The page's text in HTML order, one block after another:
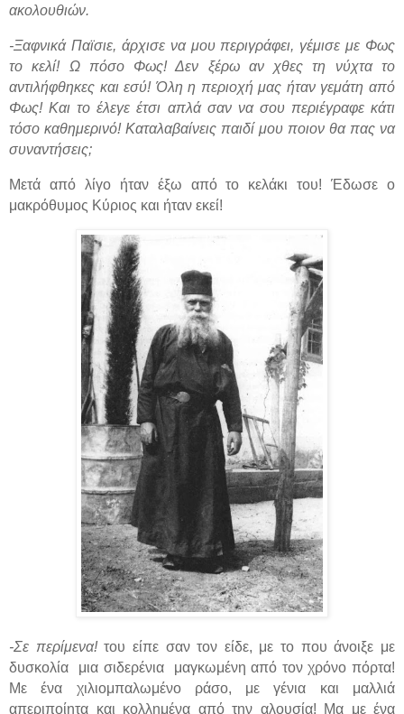
ακολουθιών.
-Ξαφνικά Παϊσιε, άρχισε να μου περιγράφει, γέμισε με Φως
το κελί! Ω πόσο Φως! Δεν ξέρω αν χθες τη νύχτα το
αντιλήφθηκες και εσύ! Όλη η περιοχή μας ήταν γεμάτη από
Φως! Και το έλεγε έτσι απλά σαν να σου περιέγραφε κάτι
τόσο καθημερινό! Καταλαβαίνεις παιδί μου ποιον θα πας να
συναντήσεις;
Μετά από λίγο ήταν έξω από το κελάκι του! Έδωσε ο
μακρόθυμος Κύριος και ήταν εκεί!
-Σε περίμενα!του είπε σαν τον είδε, με το που άνοιξε με
δυσκολία
μια σιδερένια
μαγκωμένη από τον χρόνο πόρτα!
Με ένα χιλιομπαλωμένο ράσο, με γένια και μαλλιά
απεριποίητα και κολλημένα από την αλουσία! Μα με ένα